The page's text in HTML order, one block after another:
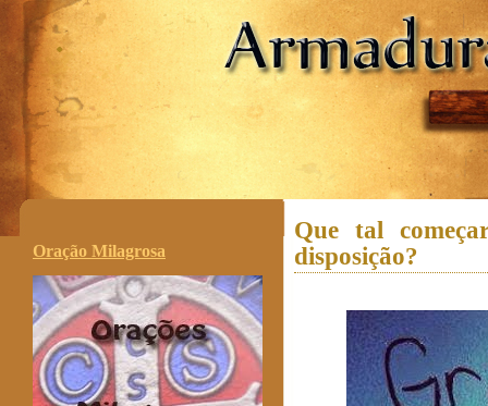
.
Oração Milagrosa
Que tal
disposição?